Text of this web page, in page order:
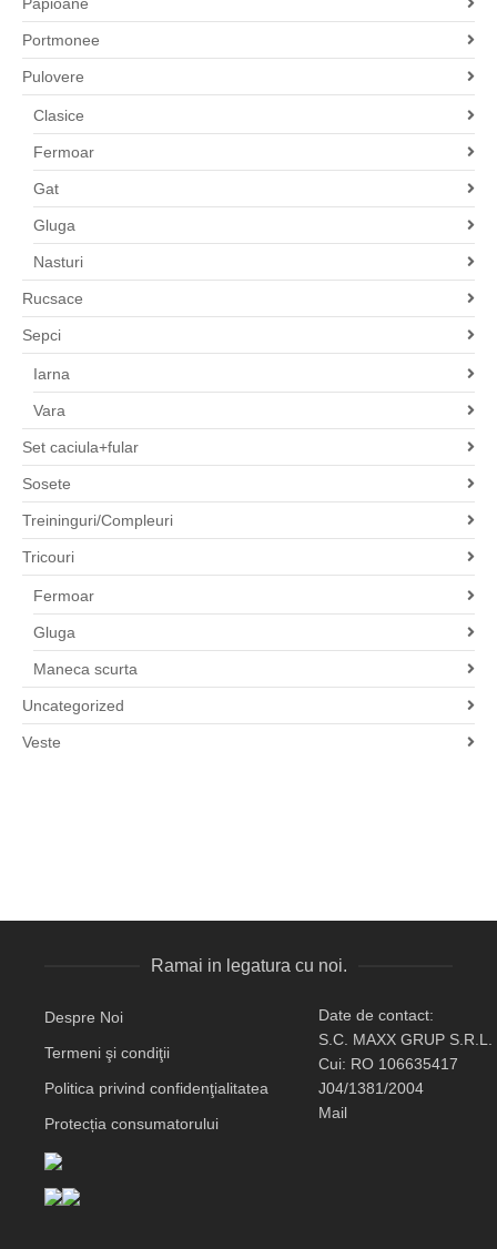
Papioane
Portmonee
Pulovere
Clasice
Fermoar
Gat
Gluga
Nasturi
Rucsace
Sepci
Iarna
Vara
Set caciula+fular
Sosete
Treininguri/Compleuri
Tricouri
Fermoar
Gluga
Maneca scurta
Uncategorized
Veste
Ramai in legatura cu noi.
Despre Noi
Termeni şi condiţii
Politica privind confidenţialitatea
Protecția consumatorului
Date de contact:
S.C. MAXX GRUP S.R.L.
Cui: RO 106635417
J04/1381/2004
Mail